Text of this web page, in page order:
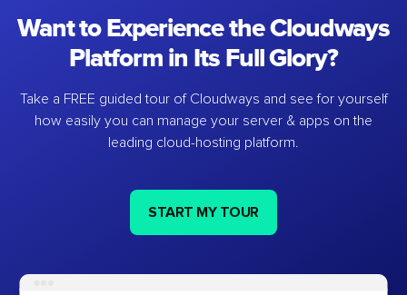
Want to Experience the Cloudways
Platform in Its Full Glory?
Take a FREE guided tour of Cloudways and see for yourself
how easily you can manage your server & apps on the
leading cloud-hosting platform.
START MY TOUR